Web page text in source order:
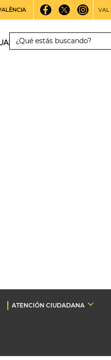
VAL
ATENCIÓN CIUDADANA